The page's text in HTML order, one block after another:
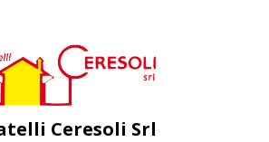
Ceresoli Srl